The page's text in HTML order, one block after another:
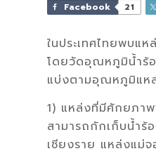
Facebook 21
ในประเทศไทยพบแ
โดยวัดอุณหภูมินํ้าร้
แบ่งตามอุณหภูมิแห
1) แหล่งที่มีศักยภา
สามารถกักเก็บนํ้าร้
เชียงราย แหล่งแม่